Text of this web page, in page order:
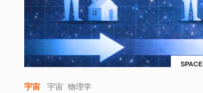
SPACE
宇宙 宇宙 物理学